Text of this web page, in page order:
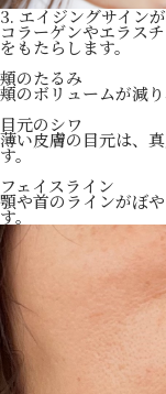
3. エイジングサイン
コラーゲンやエラス
をもたらします。
頬のたるみ
頬のボリュームが減
目元のシワ
薄い皮膚の目元は、
す。
フェイスライン
顎や首のラインがぼ
す。